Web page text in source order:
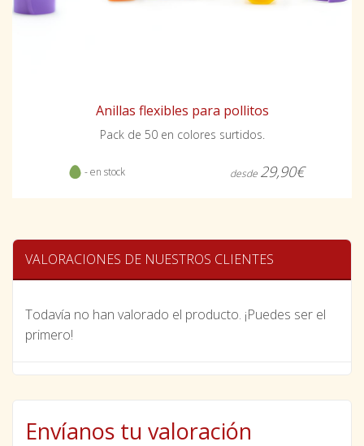
Anillas flexibles para pollitos
Pack de 50 en colores surtidos.
- en stock desde 29,90€
VALORACIONES DE NUESTROS CLIENTES
Todavía no han valorado el producto. ¡Puedes ser el
primero!
Envíanos tu valoración